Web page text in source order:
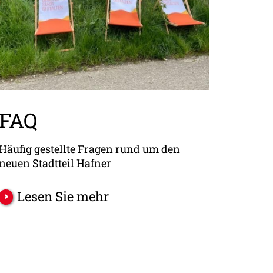
FAQ
gestellte Fragen rund um den
Stadtteil Hafner
Lesen Sie mehr